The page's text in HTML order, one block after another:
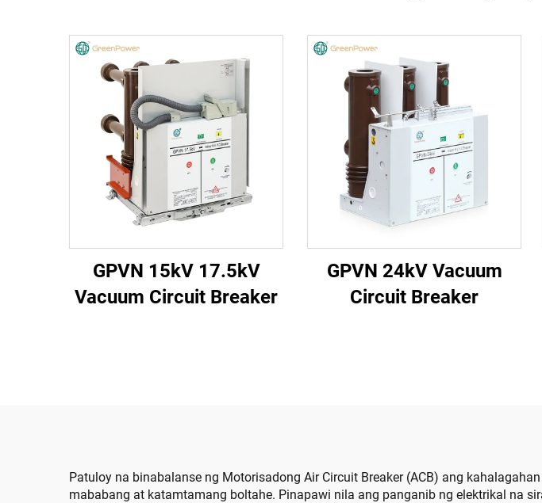
GPVN 15kV 17.5kV
Vacuum Circuit Breaker
GPVN 24kV Vacuum
Circuit Breaker
Patuloy na binabalanse ng Motorisadong Air Circuit Breaker (ACB) ang
mababang at katamtamang boltahe. Pinapawi nila ang panganib ng elektrikal na